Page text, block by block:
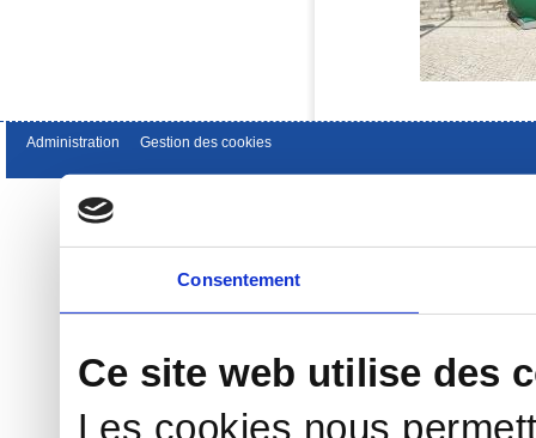
Consentement
Ce site web utilise des
Les cookies nous
Administration Gestion des cookies